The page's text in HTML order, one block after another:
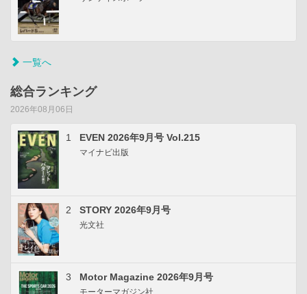
一覧へ
総合ランキング
2026年08月06日
1 EVEN 2026年9月号 Vol.215
マイナビ出版
2 STORY 2026年9月号
光文社
3 Motor Magazine 2026年9月号
モーターマガジン社